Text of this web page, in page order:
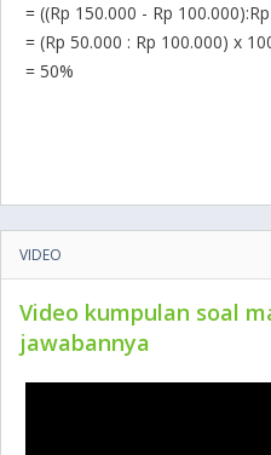
= ((Rp 150.000 - Rp
= (Rp 50.000 : Rp 100.000) x
= 50%
VIDEO
Video kumpulan soal
jawabannya